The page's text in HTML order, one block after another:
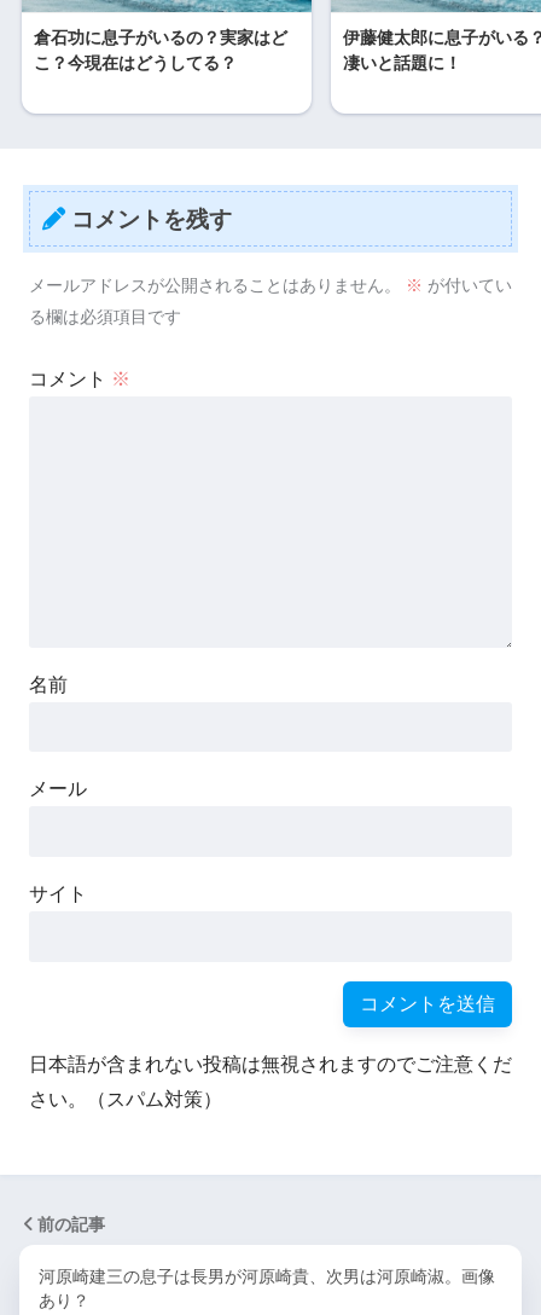
倉石功に息子がいるの？実家はど
こ？今現在はどうしてる？
伊藤健太郎に息子がいる
凄いと話題に！
コメントを残す
メールアドレスが公開されることはありません。 ※ が付いてい
る欄は必須項目です
コメント ※
名前
メール
サイト
日本語が含まれない投稿は無視されますのでご注意くだ
さい。（スパム対策）
前の記事
河原崎建三の息子は長男が河原崎貴、次男は河原崎淑。画像
あり？